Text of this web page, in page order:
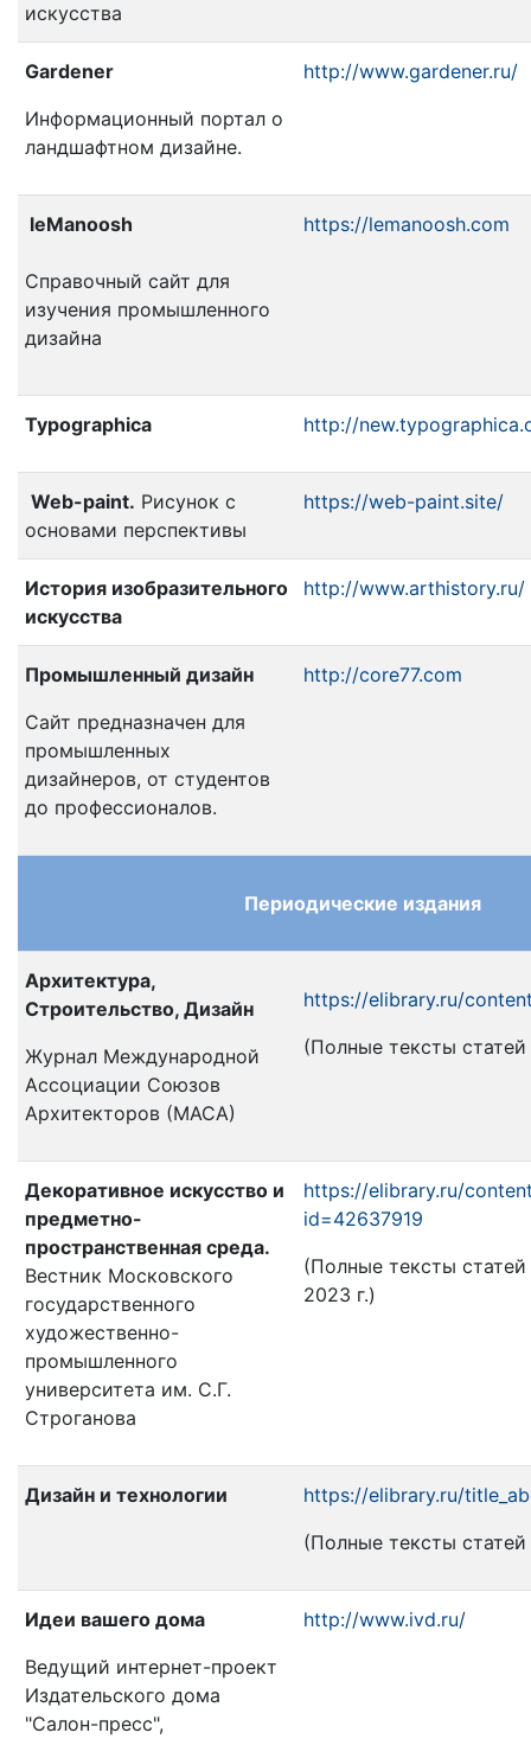
искусства
Gardener
Информационный портал о
ландшафтном дизайне.
http://www.gardener.ru/
leManoosh
Справочный сайт для
изучения промышленного
дизайна
https://lemanoosh.com
Typographica http://
Web-paint. Рисунок с
основами перспективы
https://web-paint.site/
История изобразительного
искусства
http://www.arthistory.ru/
Промышленный дизайн
Сайт предназначен для
промышленных
дизайнеров, от студентов
до профессионалов.
http://core77.com
Периодические издания
Архитектура,
Строительство, Дизайн
Журнал Международной
Ассоциации Союзов
Архитекторов (МАСА)
https://elibrary.ru/
(Полные тексты
Декоративное искусство и
предметно-
пространственная среда.
Вестник Московского
государственного
художественно-
промышленного
университета им. С.Г.
Строганова
https://elibrary.ru/
id=42637919
(Полные тексты
2023 г.)
Дизайн и технологии
https://elibrary.ru/
(Полные тексты
Идеи вашего дома
Ведущий интернет-проект
Издательского дома
"Салон-пресс",
http://www.ivd.ru/